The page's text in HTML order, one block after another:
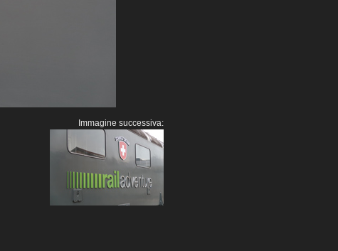
Immagine successiva: